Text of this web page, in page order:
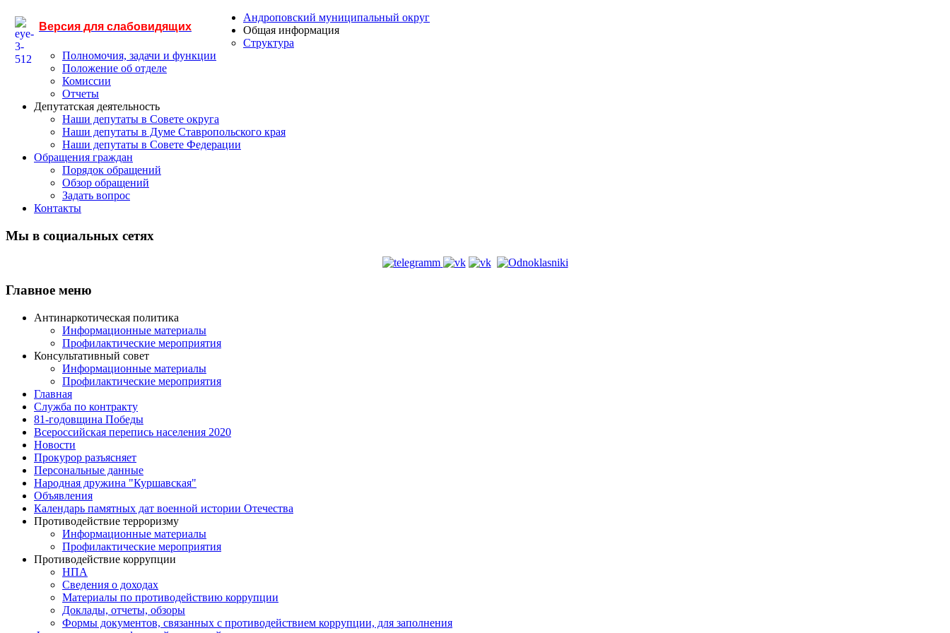
Версия для слабовидящих
Андроповский муниципальный округ
Общая информация
Структура
Полномочия, задачи и функции
Положение об отделе
Комиссии
Отчеты
Депутатская деятельность
Наши депутаты в Совете округа
Наши депутаты в Думе Ставропольского края
Наши депутаты в Совете Федерации
Обращения граждан
Порядок обращений
Обзор обращений
Задать вопрос
Контакты
Мы в социальных сетях
Главное меню
Антинаркотическая политика
Информационные материалы
Профилактические мероприятия
Консультативный совет
Информационные материалы
Профилактические мероприятия
Главная
Служба по контракту
81-годовщина Победы
Всероссийская перепись населения 2020
Новости
Прокурор разъясняет
Персональные данные
Народная дружина "Куршавская"
Объявления
Календарь памятных дат военной истории Отечества
Противодействие терроризму
Информационные материалы
Профилактические мероприятия
Противодействие коррупции
НПА
Сведения о доходах
Материалы по противодействию коррупции
Доклады, отчеты, обзоры
Формы документов, связанных с противодействием коррупции, для заполнения